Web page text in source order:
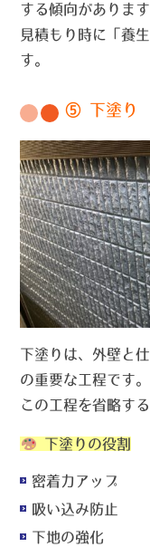
する傾向があります
見積もり時に「養
す。
⑤ 下塗り
下塗りは、外壁と
の重要な工程です。
この工程を省略す
下塗りの役割
密着力アップ
吸い込み防止
下地の強化